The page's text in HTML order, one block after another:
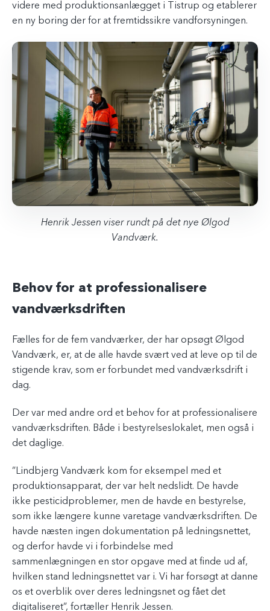
videre med produktionsanlægget i Tistrup og etablerer
en ny boring der for at fremtidssikre vandforsyningen.
Henrik Jessen viser rundt på det nye Ølgod
Vandværk.
Behov for at professionalisere
vandværksdriften
Fælles for de fem vandværker, der har opsøgt Ølgod
Vandværk, er, at de alle havde svært ved at leve op til de
stigende krav, som er forbundet med vandværksdrift i
dag.
Der var med andre ord et behov for at professionalisere
vandværksdriften. Både i bestyrelseslokalet, men også i
det daglige.
”Lindbjerg Vandværk kom for eksempel med et
produktionsapparat, der var helt nedslidt. De havde
ikke pesticidproblemer, men de havde en bestyrelse,
som ikke længere kunne varetage vandværksdriften. De
havde næsten ingen dokumentation på ledningsnettet,
og derfor havde vi i forbindelse med
sammenlægningen en stor opgave med at finde ud af,
hvilken stand ledningsnettet var i. Vi har forsøgt at danne
os et overblik over deres ledningsnet og fået det
digitaliseret”, fortæller Henrik Jessen.